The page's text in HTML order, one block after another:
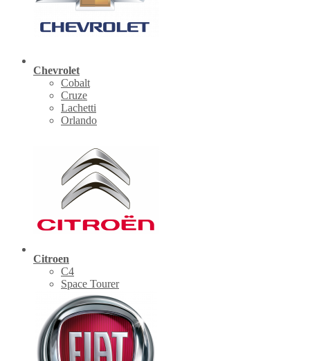
Chevrolet
Cobalt
Cruze
Lachetti
Orlando
Citroen
C4
Space Tourer